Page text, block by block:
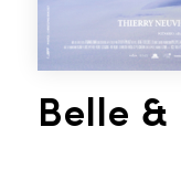
Belle &